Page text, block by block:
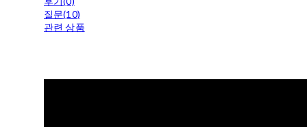
질문(10)
관련 상품